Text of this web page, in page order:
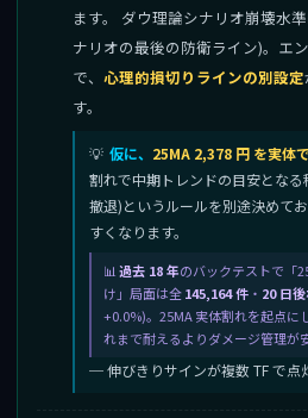
ます。 ダウ理論シナリオ崩壊水
ナリオの最後の防衛ライン)。エ
で、 心理的損切りラインの別設定
す。
仮に、 25MA 2,378 円 を実体
割れで中期トレンドの目安とな
撤退)というルールを別途決めて
すくなります。
過去 18 年のバックテストで「
け」局面は全145,164 件 ・ 20 日
+0.0%)。25MA 実体割れを起点に
れまで耐えるよりダメージ管理が
─ 伸びきりサインが複数 TF で点